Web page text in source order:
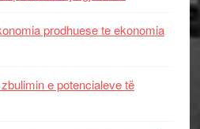
prodhuese te ekonomia
e potencialeve të